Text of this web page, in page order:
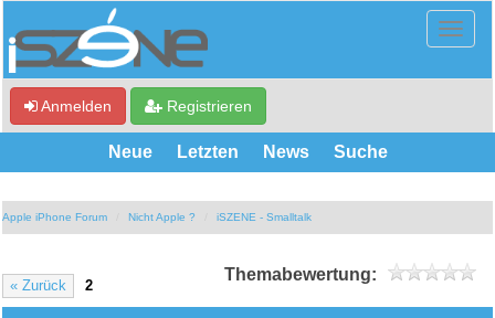
Anmelden Registrieren
Neue Letzten News Suche
Apple iPhone Forum Nicht Apple ? iSZENE - Smalltalk
« Zurück 2
Themabewertung: